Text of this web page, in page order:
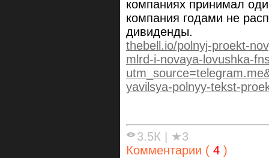
компаниях принимал
компания годами не
дивиденды.
thebell.io/polnyj-proekt-
mlrd-i-novaya-lovushka-
yavilsya-polnyy-tekst-
3.5К
★3
Комментарии ( 4 )